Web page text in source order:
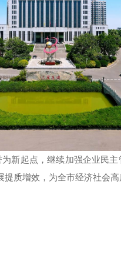
新起点，继续加强企业民
质增效，为全市经济社会高